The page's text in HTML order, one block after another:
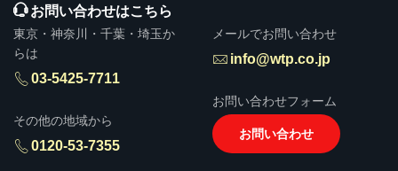
お問い合わせはこちら
東京・神奈川・千葉・埼玉か
らは
03-5425-7711
その他の地域から
0120-53-7355
メールでお問い合わせ
info@wtp.co.jp
お問い合わせフォーム
お問い合わせ